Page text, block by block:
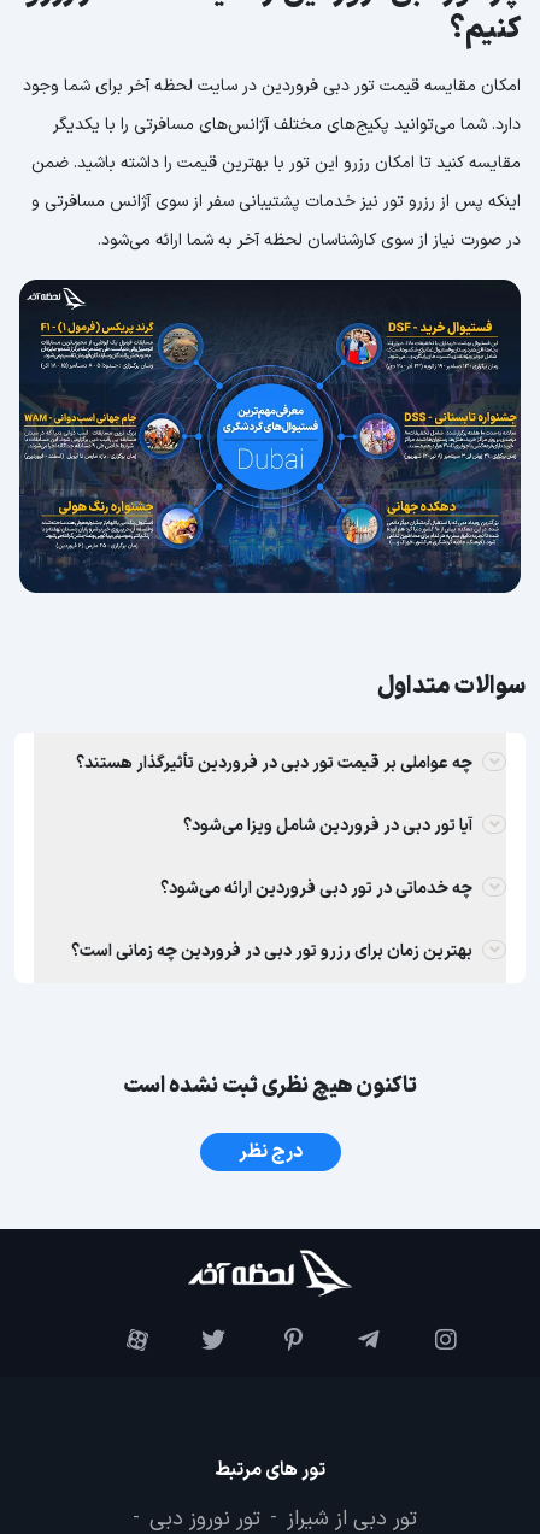
کنیم؟
امکان مقایسه قیمت تور دبی فروردین در سایت لحظه آخر برای شما وجود
دارد. شما می‌توانید پکیج‌های مختلف آژانس‌های مسافرتی را با یکدیگر
مقایسه کنید تا امکان رزرو این تور با بهترین قیمت را داشته باشید. ضمن
اینکه پس از رزرو تور نیز خدمات پشتیبانی سفر از سوی آژانس مسافرتی و
در صورت نیاز از سوی کارشناسان لحظه آخر به شما ارائه می‌شود.
سوالات متداول
چه عواملی بر قیمت تور دبی در فروردین تأثیرگذار هستند؟
آیا تور دبی در فروردین شامل ویزا می‌شود؟
چه خدماتی در تور دبی فروردین ارائه می‌شود؟
بهترین زمان برای رزرو تور دبی در فروردین چه زمانی است؟
تاکنون هیچ نظری ثبت نشده است
درج نظر
تور های مرتبط
تور دبی از شیراز - تور نوروز دبی -